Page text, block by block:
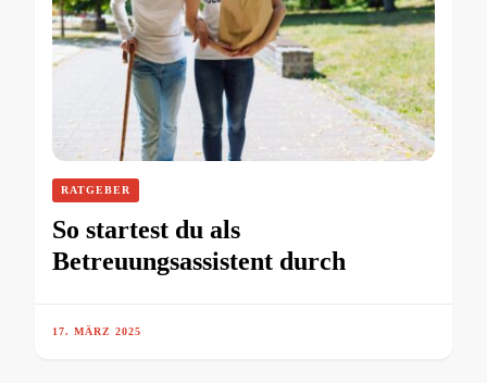
RATGEBER
So startest du als
Betreuungsassistent durch
17. MÄRZ 2025